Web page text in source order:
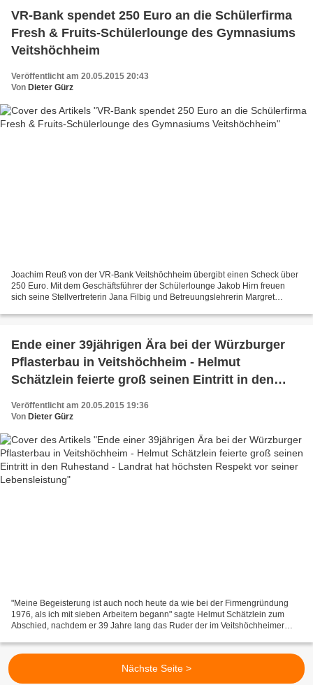
VR-Bank spendet 250 Euro an die Schülerfirma
Fresh & Fruits-Schülerlounge des Gymnasiums
Veitshöchheim
Veröffentlicht am 20.05.2015 20:43
Von Dieter Gürz
Joachim Reuß von der VR-Bank Veitshöchheim übergibt einen Scheck über
250 Euro. Mit dem Geschäftsführer der Schülerlounge Jakob Hirn freuen
sich seine Stellvertreterin Jana Filbig und Betreuungslehrerin Margret
Ende einer 39jährigen Ära bei der Würzburger
Pflasterbau in Veitshöchheim - Helmut
Schätzlein feierte groß seinen Eintritt in den
seiner Lebensleistung
Veröffentlicht am 20.05.2015 19:36
Von Dieter Gürz
"Meine Begeisterung ist auch noch heute da wie bei der Firmengründung
1976, als ich mit sieben Arbeitern begann" sagte Helmut Schätzlein zum
Abschied, nachdem er 39 Jahre lang das Ruder der im Veitshöchheimer
Nächste Seite >